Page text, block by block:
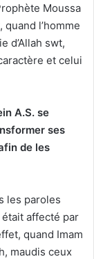
Moussa
l’homme
d’Allah swt,
et celui
A.S. se
ses
de les
les paroles
était affecté par
quand Imam
maudis ceux